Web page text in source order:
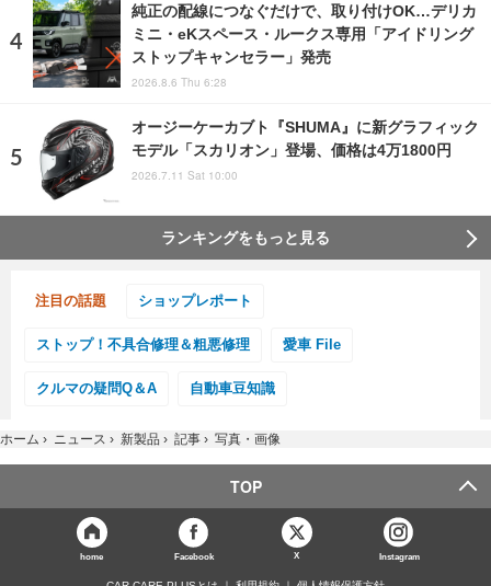
純正の配線につなぐだけで、取り付けOK…デリカ
ミニ・eKスペース・ルークス専用「アイドリング
ストップキャンセラー」発売
2026.8.6 Thu 6:28
オージーケーカブト『SHUMA』に新グラフィック
モデル「スカリオン」登場、価格は4万1800円
2026.7.11 Sat 10:00
ランキングをもっと見る
注目の話題 ショップレポート
ストップ！不具合修理＆粗悪修理 愛車 File
クルマの疑問Q＆A 自動車豆知識
ホーム › ニュース › 新製品 › 記事 › 写真・画像
TOP
home Facebook X Instagram